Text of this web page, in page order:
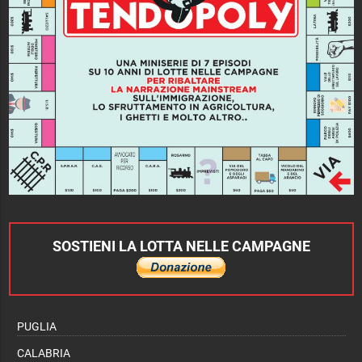
SOSTIENI LA LOTTA NELLE CAMPAGNE
PUGLIA
CALABRIA